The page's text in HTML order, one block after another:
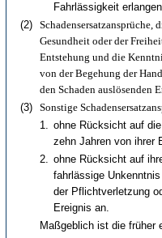
Fahrlässigkeit
(2)
Schadensersatzansprüche,
Gesundheit oder der
Entstehung und die
von der Begehung der
den Schaden auslösenden
(3)
Sonstige
1. ohne Rücksicht auf
zehn Jahren von ihrer
2. ohne Rücksicht auf
fahrlässige
der Pflichtverletzung
Ereignis an.
Maßgeblich ist die früher